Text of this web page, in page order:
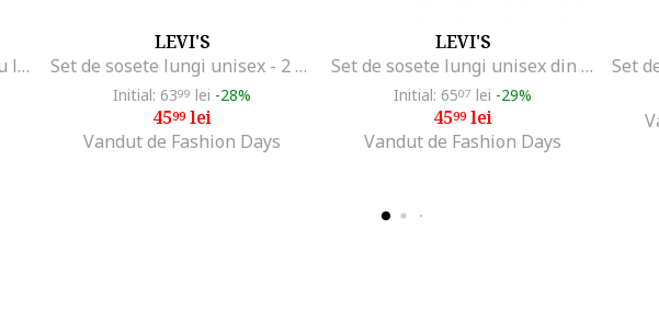
Set de sosete lungi unisex cu logo - 2 perechi, Albastru
LEVI'S
Set de sosete lungi unisex - 2 perechi, Bleumarin
Initial: 6399 lei -28%
4599lei
Vandut de Fashion Days
LEVI'S
Set de sosete lungi unisex din amestec de lyocell - 2 perechi, Bleumarin
Initial: 6507 lei -29%
4599lei
Vandut de Fashion Days